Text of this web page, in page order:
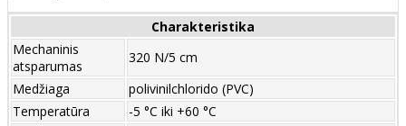
Charakteristika
Mechaninis
atsparumas
320 N/5 cm
Medžiaga
polivinilchlorido (PVC)
Temperatūra
-5 °C iki +60 °C